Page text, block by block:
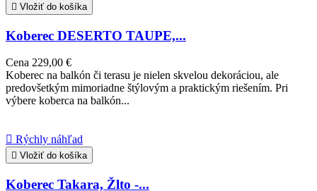
 Vložiť do košíka
Koberec DESERTO TAUPE,...
Cena 229,00 €
Koberec na balkón či terasu je nielen skvelou dekoráciou, ale
predovšetkým mimoriadne štýlovým a praktickým riešením. Pri
výbere koberca na balkón...
 Rýchly náhľad
 Vložiť do košíka
Koberec Takara, Žlto -...